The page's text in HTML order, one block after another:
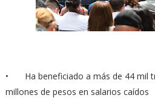
•
Ha beneficiado a más de 44 mil
millones de pesos en salarios caídos